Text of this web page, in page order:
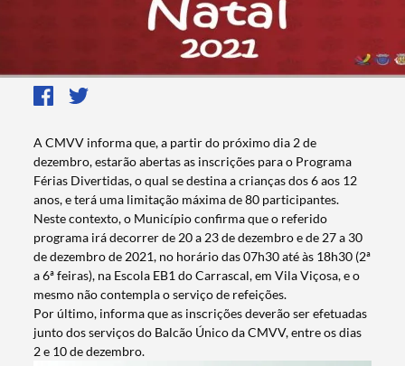
A CMVV informa que, a partir do próximo dia 2 de
dezembro, estarão abertas as inscrições para o Programa
Férias Divertidas, o qual se destina a crianças dos 6 aos 12
anos, e terá uma limitação máxima de 80 participantes.
Neste contexto, o Município confirma que o referido
programa irá decorrer de 20 a 23 de dezembro e de 27 a 30
de dezembro de 2021, no horário das 07h30 até às 18h30 (2ª
a 6ª feiras), na Escola EB1 do Carrascal, em Vila Viçosa, e o
mesmo não contempla o serviço de refeições.
Por último, informa que as inscrições deverão ser efetuadas
junto dos serviços do Balcão Único da CMVV, entre os dias
2 e 10 de dezembro.